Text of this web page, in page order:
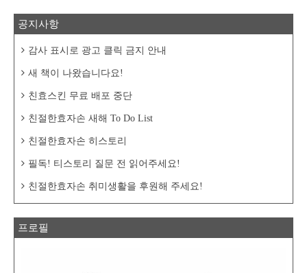
공지사항
감사 표시로 광고 클릭 금지 안내
새 책이 나왔습니다요!
친효스킨 무료 배포 중단
친절한효자손 새해 To Do List
친절한효자손 히스토리
필독! 티스토리 질문 전 읽어주세요!
친절한효자손 취미생활을 후원해 주세요!
프로필